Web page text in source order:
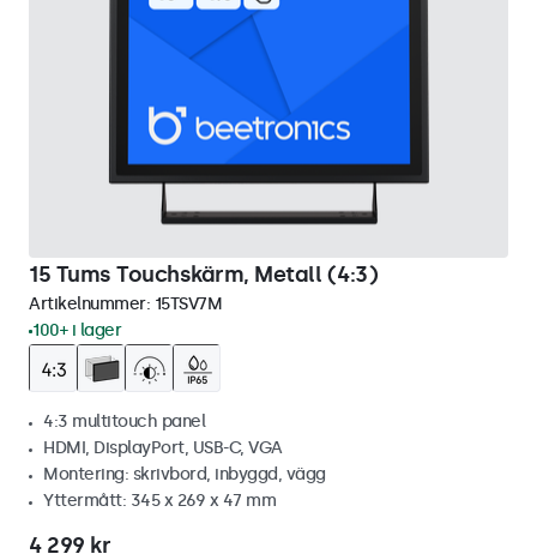
15 Tums Touchskärm, Metall (4:3)
Artikelnummer: 15TSV7M
100+ i lager
4:3 multitouch panel
HDMI, DisplayPort, USB-C, VGA
Montering: skrivbord, inbyggd, vägg
Yttermått: 345 x 269 x 47 mm
4 299 kr